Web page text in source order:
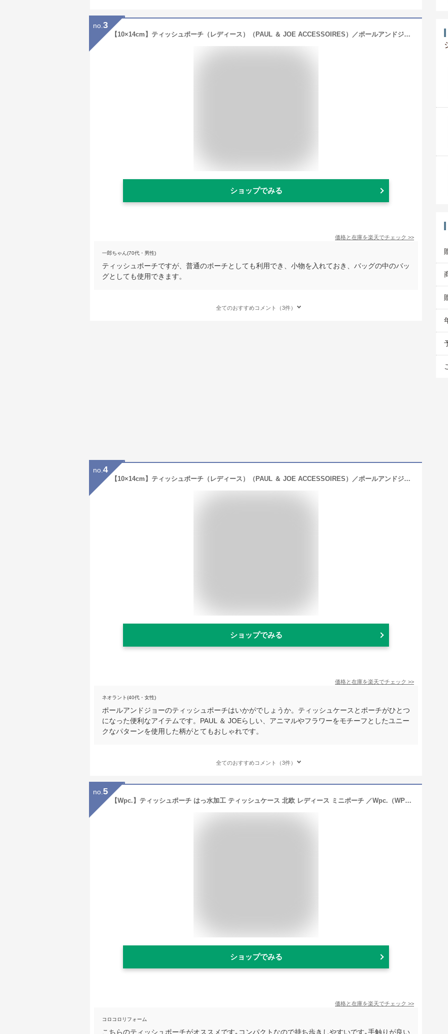
no. 3
【10×14cm】ティッシュポーチ（レディース）（PAUL ＆ JOE ACCESSOIRES）／ポールアンドジョーアクセソワ（PAUL ＆ JOE ACCESSOIRES）
ショップでみる
価格と在庫を楽天でチェック >>
一郎ちゃん(70代・男性)
ティッシュポーチですが、普通のポーチとしても利用でき、小物を入れておき、バッグの中のバッ
グとしても使用できます。
全てのおすすめコメント（3件）
no. 4
【10×14cm】ティッシュポーチ（レディース）（PAUL ＆ JOE ACCESSOIRES）／ポールアンドジョーアクセソワ（PAUL ＆ JOE ACCESSOIRES）
ショップでみる
価格と在庫を楽天でチェック >>
ネオラント(40代・女性)
ポールアンドジョーのティッシュポーチはいかがでしょうか。ティッシュケースとポーチがひとつ
になった便利なアイテムです。PAUL ＆ JOEらしい、アニマルやフラワーをモチーフとしたユニー
クなパターンを使用した柄がとてもおしゃれです。
全てのおすすめコメント（3件）
no. 5
【Wpc.】ティッシュポーチ はっ水加工 ティッシュケース 北欧 レディース ミニポーチ ／Wpc.（WPC）
ショップでみる
価格と在庫を楽天でチェック >>
コロコロリフォーム
こちらのティッシュポーチがオススメです｡コンパクトなので持ち歩きしやすいです｡手触りが良い